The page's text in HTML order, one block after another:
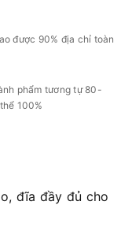
được 90% địa chỉ toàn
phẩm tương tự 80-
100%
đĩa đầy đủ cho